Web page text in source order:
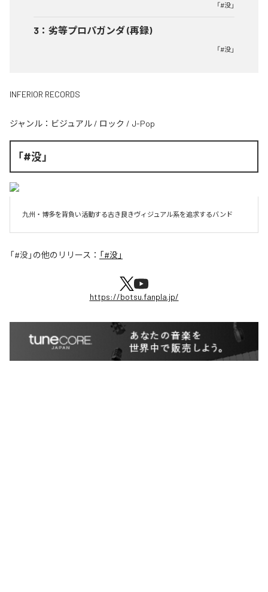
「#没」
3 ： 劣等プロパガンダ (再録)
「#没」
INFERIOR RECORDS
ジャンル： ビジュアル / ロック / J-Pop
「#没」
九州・博多を背負い活動する古き良きヴィジュアル系を追求するバンド
「#没」 の他のリリース： 「#没」
https://botsu.fanpla.jp/